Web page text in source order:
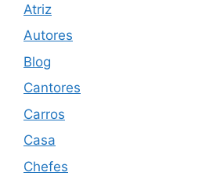
Atriz
Autores
Blog
Cantores
Carros
Casa
Chefes